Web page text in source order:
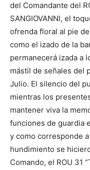
del Comandante del
SANGIOVANNI, el
ofrenda floral al pie
como el izado de la
permanecerá izada a
mástil de señales del
Julio. El silencio del
mientras los
mantener viva la
funciones de guardia
y como corresponde
hundimiento se
Comando, el ROU 31